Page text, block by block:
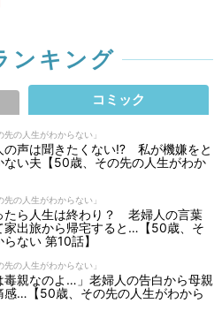
ンキング
コミック
の人生がわからない」
の声は聞きたくない⁉ 私が機嫌をと
ない夫【50歳、その先の人生がわか
の人生がわからない」
たら人生は終わり？ 老婦人の言葉
家出旅から帰宅すると…【50歳、そ
ない 第10話】
の人生がわからない」
毒親なのよ…」老婦人の告白から母親
感…【50歳、その先の人生がわから